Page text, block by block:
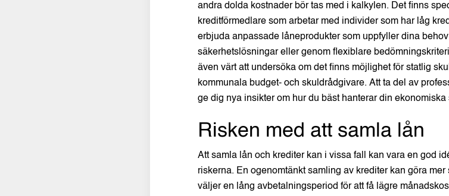
andra dolda kostnader bör tas med i kalkylen. Det finns
kreditförmedlare som arbetar med individer som har låg
erbjuda anpassade låneprodukter som uppfyller dina
säkerhetslösningar eller genom flexiblare
även värt att undersöka om det finns möjlighet för statlig
kommunala budget- och skuldrådgivare. Att ta del av
ge dig nya insikter om hur du bäst hanterar din ekonomiska
Risken med att samla lån
Att samla lån och krediter kan i vissa fall kan vara en god
riskerna. En ogenomtänkt samling av krediter kan göra mer
väljer en lång avbetalningsperiod för att få lägre